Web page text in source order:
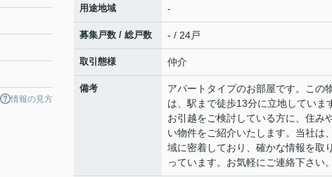
情報の見方
用途地域 -
募集戸数 / 総戸数 - / 24戸
取引態様 仲介
備考
アパートタイプのお部屋です。この
は、駅まで徒歩13分に立地していま
お引越をご検討している方に、住み
い物件をご紹介いたします。当社は
域に密着しており、確かな情報を取
っています。お気軽にご連絡下さい。